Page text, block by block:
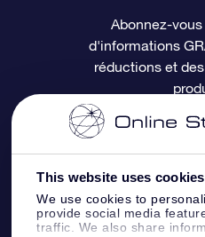
This website uses cookies
We use cookies to
provide social media
traffic. We also share
Questions
Revues
Carte cadeau OSR
Page d’accueil
Appli Voler vers les
Informations de
Informations d’expédition
Politique de retour
Constellations
Abonnez-
d'informations
réductions et